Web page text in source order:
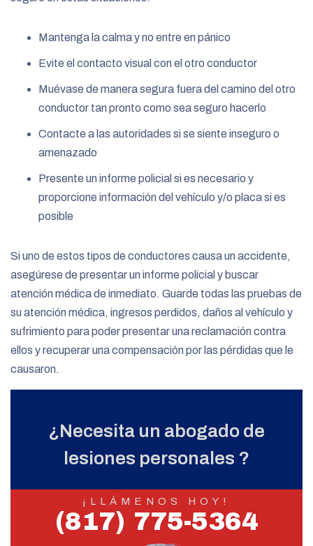
Mantenga la calma y no entre en pánico
Evite el contacto visual con el otro conductor
Muévase de manera segura fuera del camino del otro
conductor tan pronto como sea seguro hacerlo
Contacte a las autoridades si se siente inseguro o
amenazado
Presente un informe policial si es necesario y
proporcione información del vehículo y/o placa si es
posible
Si uno de estos tipos de conductores causa un accidente,
asegúrese de presentar un informe policial y buscar
atención médica de inmediato. Guarde todas las pruebas de
su atención médica, ingresos perdidos, daños al vehículo y
sufrimiento para poder presentar una reclamación contra
ellos y recuperar una compensación por las pérdidas que le
causaron.
¿Necesita un abogado de
lesiones personales ?
¡LLÁMENOS HOY!
(817) 775-5364